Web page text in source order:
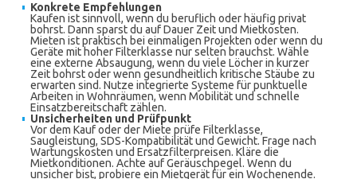
Konkrete Empfehlungen
Kaufen ist sinnvoll, wenn du beruflich oder häufig privat
bohrst. Dann sparst du auf Dauer Zeit und Mietkosten.
Mieten ist praktisch bei einmaligen Projekten oder wenn du
Geräte mit hoher Filterklasse nur selten brauchst. Wähle
eine externe Absaugung, wenn du viele Löcher in kurzer
Zeit bohrst oder wenn gesundheitlich kritische Stäube zu
erwarten sind. Nutze integrierte Systeme für punktuelle
Arbeiten in Wohnräumen, wenn Mobilität und schnelle
Einsatzbereitschaft zählen.
Unsicherheiten und Prüfpunkt
Vor dem Kauf oder der Miete prüfe Filterklasse,
Saugleistung, SDS-Kompatibilität und Gewicht. Frage nach
Wartungskosten und Ersatzfilterpreisen. Kläre die
Mietkonditionen. Achte auf Geräuschpegel. Wenn du
unsicher bist, probiere ein Mietgerät für ein Wochenende.